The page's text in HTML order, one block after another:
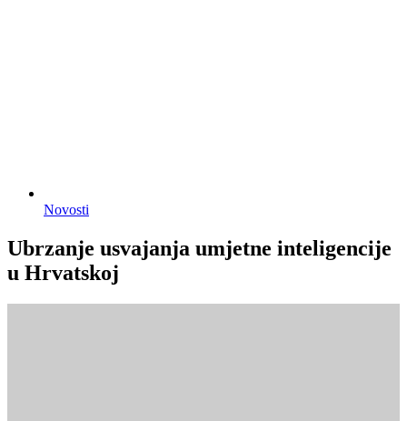
Novosti
Ubrzanje usvajanja umjetne inteligencije
u Hrvatskoj